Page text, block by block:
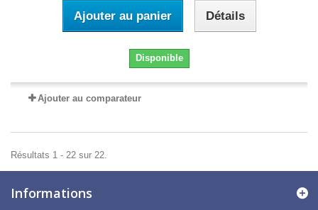
Ajouter au panier Détails
Disponible
Ajouter au comparateur
Résultats 1 - 22 sur 22.
Informations